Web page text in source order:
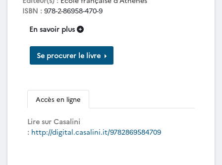
ISBN : 978-2-86958-470-9
En savoir plus
Se procurer le livre
Accès en ligne
Lire sur Casalini
: http://digital.casalini.it/9782869584709